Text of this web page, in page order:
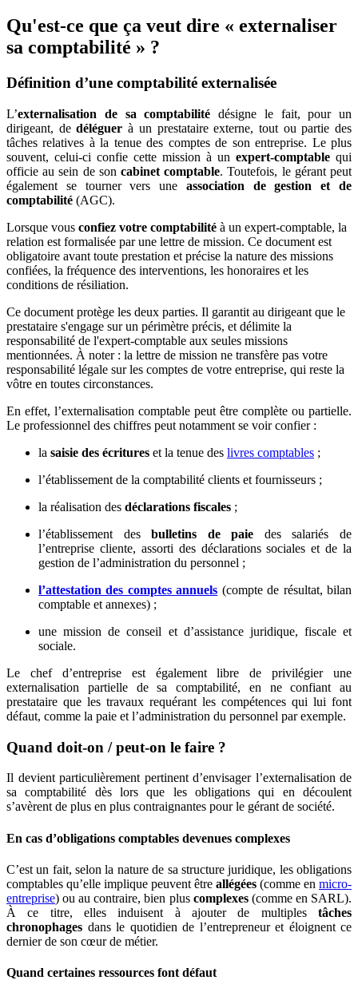
Qu'est-ce que ça veut dire « externaliser
sa comptabilité » ?
Définition d’une comptabilité externalisée
L’externalisation de sa comptabilité désigne le fait, pour un
dirigeant, dedéléguer à un prestataire externe, tout ou partie des
tâches relatives à la tenue des comptes de son entreprise. Le plus
souvent, celui-ci confie cette mission à un expert-comptable qui
officie au sein de son cabinet comptable. Toutefois, le gérant peut
également se tourner vers une association de gestion et de
comptabilité (AGC).
Lorsque vous confiez votre comptabilité à un expert-comptable, la
relation est formalisée par une lettre de mission. Ce document est
obligatoire avant toute prestation et précise la nature des missions
confiées, la fréquence des interventions, les honoraires et les
conditions de résiliation.
Ce document protège les deux parties. Il garantit au dirigeant que le
prestataire s'engage sur un périmètre précis, et délimite la
responsabilité de l'expert-comptable aux seules missions
mentionnées. À noter : la lettre de mission ne transfère pas votre
responsabilité légale sur les comptes de votre entreprise, qui reste la
vôtre en toutes circonstances.
En effet, l’externalisation comptable peut être complète ou partielle.
Le professionnel des chiffres peut notamment se voir confier :
la saisie des écritures et la tenue des livres comptables ;
l’établissement de la comptabilité clients et fournisseurs ;
la réalisation des déclarations fiscales ;
l’établissement desbulletins de paie des salariés de
l’entreprise cliente, assorti des déclarations sociales et de la
gestion de l’administration du personnel ;
l’attestation des comptes annuels (compte de résultat, bilan
comptable et annexes) ;
une mission de conseil et d’assistance juridique, fiscale et
sociale.
Le chef d’entreprise est également libre de privilégier une
externalisation partielle de sa comptabilité, en ne confiant au
prestataire que les travaux requérant les compétences qui lui font
défaut, comme la paie et l’administration du personnel par exemple.
Quand doit-on / peut-on le faire ?
Il devient particulièrement pertinent d’envisager l’externalisation de
sa comptabilité dès lors que les obligations qui en découlent
s’avèrent de plus en plus contraignantes pour le gérant de société.
En cas d’obligations comptables devenues complexes
C’est un fait, selon la nature de sa structure juridique, les obligations
comptables qu’elle implique peuvent être allégées (comme en micro-
entreprise) ou au contraire, bien plus complexes(comme en SARL).
À ce titre, elles induisent à ajouter de multiples tâches
chronophages dans le quotidien de l’entrepreneur et éloignent ce
dernier de son cœur de métier.
Quand certaines ressources font défaut